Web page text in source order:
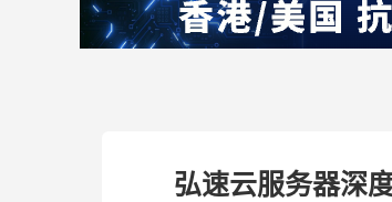
弘速云服务器深